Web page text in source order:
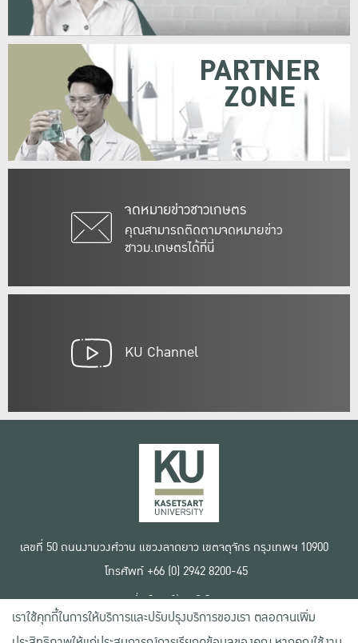
จดหมายข่าวชาวเกษตร
คุณสามารถติดตามจดหมายข่าว
ชาวม.เกษตรได้ที่นี่
PARTNER
ZONE
KU Channel
เลขที่ 50 ถนนงามวงศ์วาน แขวงลาดยาว เขตจตุจักร กรุงเทพฯ 10900
โทรศัพท์ +66 (0) 2942 8200-45
เงื่อนไขการใช้งานเว็บไซต์
ข้อตกลงด้านสิทธิ์ใช้งาน
นโยบายความเป็นส่วนตัว
เราใช้คุกกี้ในการให้บริการและปรับปรุงบริการของเรา ตลอดจนเพิ่ม